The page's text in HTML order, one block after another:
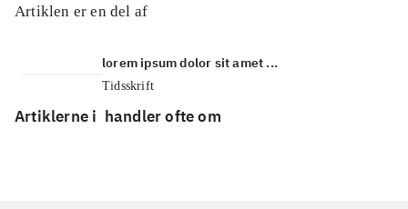
Artiklen er en del af
lorem ipsum dolor sit amet ...
Tidsskrift
Artiklerne i handler ofte om